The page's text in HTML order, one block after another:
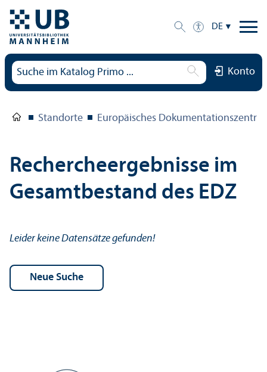
DE
Konto
Standorte Europäisches
Rechercheergebnisse im
Gesamtbestand des EDZ
Leider keine Datensätze gefunden!